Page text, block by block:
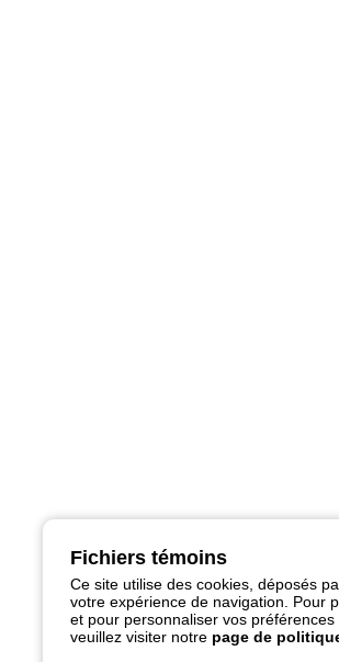
Fichiers témoins
Ce site utilise des cookies, déposés
votre expérience de navigation. Pour
et pour personnaliser vos
veuillez visiter notre page de